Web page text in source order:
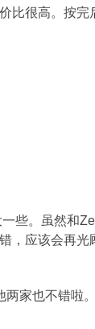
比很高。按完
些。虽然和
，应该会再光
家也不错啦。